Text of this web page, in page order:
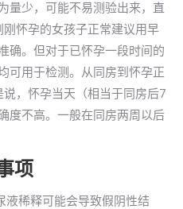
量少，可能不易测验出来，直
怀孕的女孩子正常建议用早
确。但对于已怀孕一段时间的
可用于检测。从同房到怀孕正
，怀孕当天（相当于同房后7
度不高。一般在同房两周以后
项
液稀释可能会导致假阴性结